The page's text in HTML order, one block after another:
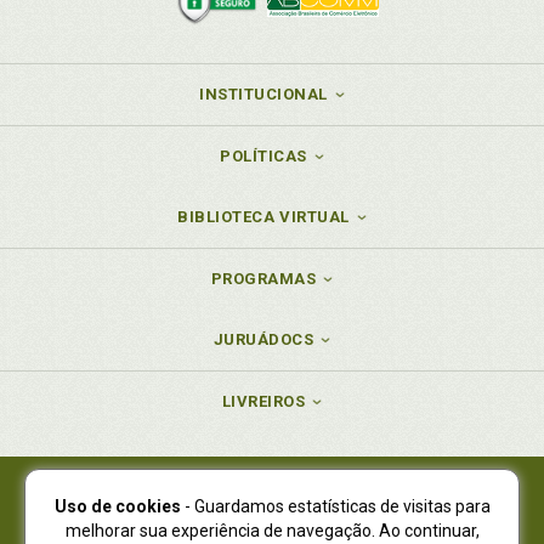
transexualidade: uma reflexão sobre os desafios da
92
INSTITUCIONAL
POLÍTICAS
BIBLIOTECA VIRTUAL
PROGRAMAS
JURUÁDOCS
LIVREIROS
Juruá Editora Ltda., CNPJ 77.535.508/0001-19
Juruá Informática Ltda., CNPJ 01.701.561/0001-80
Uso de cookies - Guardamos estatísticas de visitas para
melhorar sua experiência de navegação. Ao continuar,